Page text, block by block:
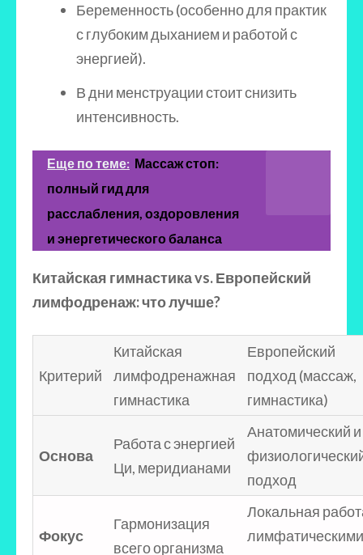
Беременность (особенно для практик
с глубоким дыханием и работой с
энергией).
В дни менструации стоит снизить
интенсивность.
Еще по теме: Массаж стоп:
полный гид для
расслабления, оздоровления
и энергетического баланса
Китайская гимнастика vs. Европейский
лимфодренаж: что лучше?
Критерий
Китайская
лимфодренажная
гимнастика
Европейский
подход (массаж,
гимнастика)
Основа
Работа с энергией
Ци, меридианами
Анатомический и
подход
Фокус
Гармонизация
всего организма
Локальная
лимфатическими